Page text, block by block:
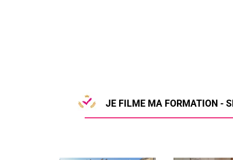
JE FILME MA FORMATION -